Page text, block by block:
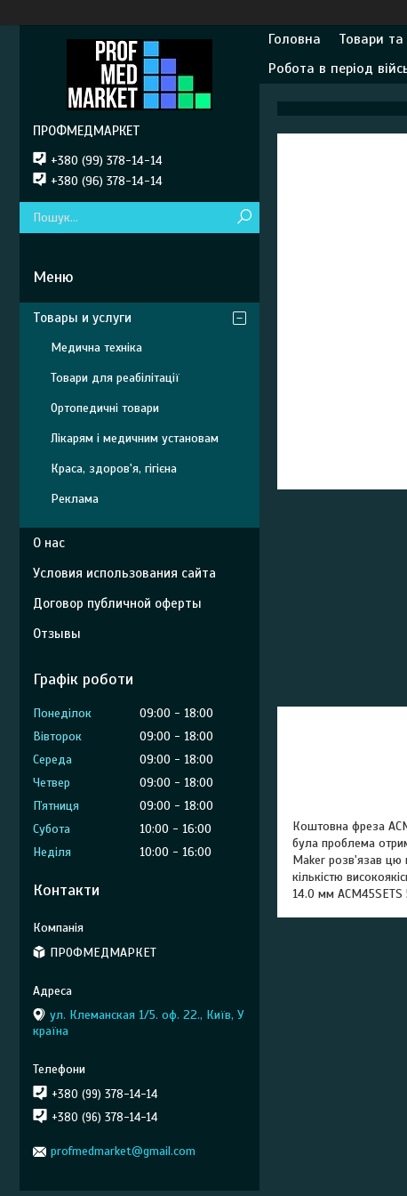
Головна Товари та
Робота в період
Коштовна фреза
була проблема
Maker розв'язав цю
кількістю
14.0 мм
ПРОФМЕДМАРКЕТ
+380 (99) 378-14-14
+380 (96) 378-14-14
Товары и услуги
Медична техніка
Товари для реабілітації
Ортопедичні товари
Лікарям і медичним установам
Краса, здоров'я, гігієна
Реклама
О нас
Условия использования сайта
Договор публичной оферты
Отзывы
Графік роботи
Понеділок 09:00
18:00
Вівторок
09:00
18:00
Середа
09:00
18:00
Четвер
09:00
18:00
Пʼятниця
09:00
18:00
Субота
10:00
16:00
Неділя
10:00 16:00
Контакти
ПРОФМЕДМАРКЕТ
ул. Клеманская 1/5. оф. 22., Київ, У
країна
+380 (99) 378-14-14
+380 (96) 378-14-14
profmedmarket@gmail.com